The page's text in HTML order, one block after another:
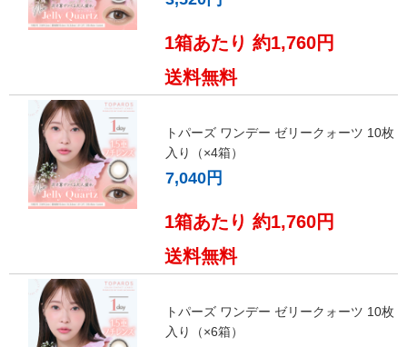
1箱あたり 約1,760円
送料無料
トパーズ ワンデー ゼリークォーツ 10枚
入り（×4箱）
7,040円
1箱あたり 約1,760円
送料無料
トパーズ ワンデー ゼリークォーツ 10枚
入り（×6箱）